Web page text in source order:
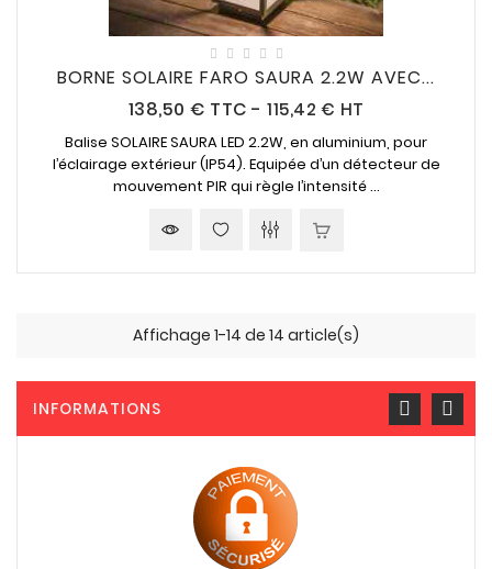
BORNE SOLAIRE FARO SAURA 2.2W AVEC...
138,50 € Prix
TTC - 115,42 € HT
Balise SOLAIRE SAURA LED 2.2W, en aluminium, pour
l’éclairage extérieur (IP54). Equipée d’un détecteur de
mouvement PIR qui règle l’intensité ...
Affichage 1-14 de 14 article(s)
INFORMATIONS